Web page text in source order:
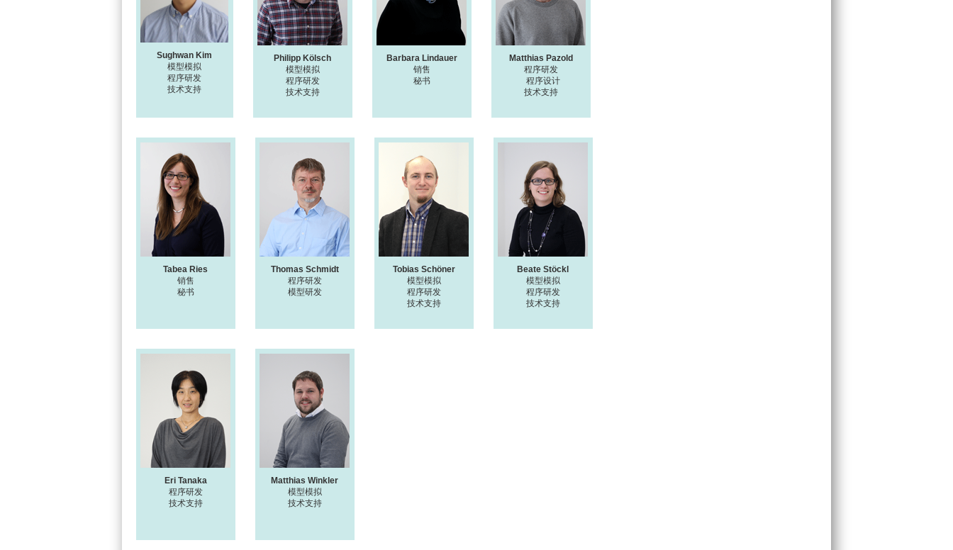
Sughwan Kim
模型模拟
程序研发
技术支持
Philipp Kölsch
模型模拟
程序研发
技术支持
Barbara Lindauer
销售
秘书
Matthias Pazold
程序研发
程序设计
技术支持
Tabea Ries
销售
秘书
Thomas Schmidt
程序研发
模型研发
Tobias Schöner
模型模拟
程序研发
技术支持
Beate Stöckl
模型模拟
程序研发
技术支持
Eri Tanaka
程序研发
技术支持
Matthias Winkler
模型模拟
技术支持